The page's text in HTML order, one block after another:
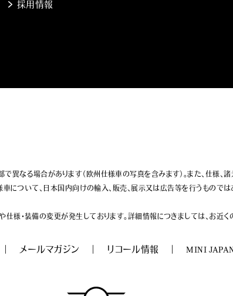
採用情報
なる場合があります（欧州仕様車の写真を含みます）。また、仕様、
について、日本国内向けの輸入、販売、展示又は広告等を行うもので
様・装備の変更が発生しております。詳細情報につきましては、お近
メールマガジン リコール情報 MINI